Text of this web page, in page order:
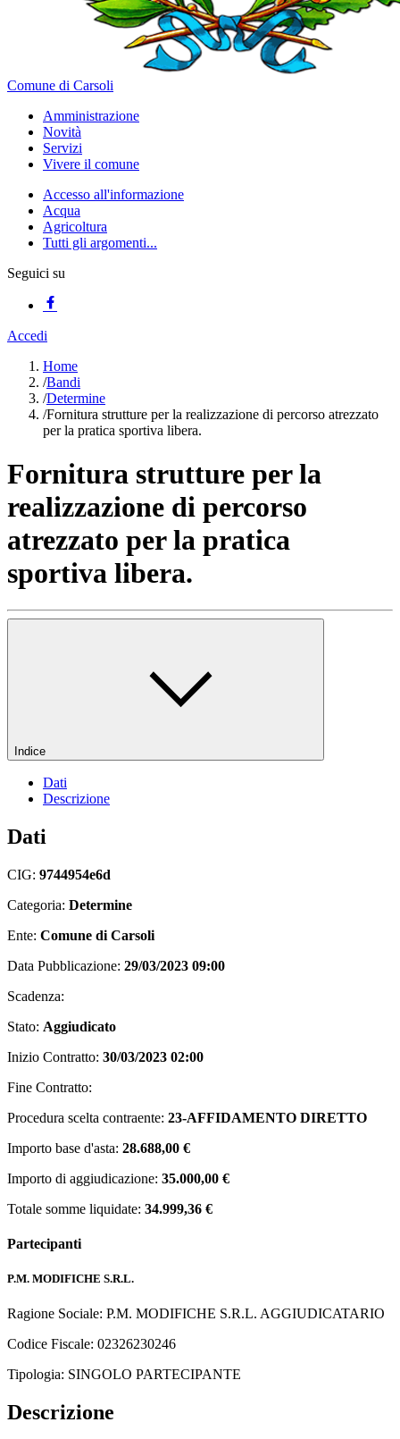
Comune di Carsoli
Amministrazione
Novità
Servizi
Vivere il comune
Accesso all'informazione
Acqua
Agricoltura
Tutti gli argomenti...
Seguici su
Accedi
Home
/Bandi
/Determine
/Fornitura strutture per la realizzazione di percorso atrezzato
per la pratica sportiva libera.
Fornitura strutture per la
realizzazione di percorso
atrezzato per la pratica
sportiva libera.
Indice
Dati
Descrizione
Dati
CIG: 9744954e6d
Categoria: Determine
Ente: Comune di Carsoli
Data Pubblicazione: 29/03/2023 09:00
Scadenza:
Stato: Aggiudicato
Inizio Contratto: 30/03/2023 02:00
Fine Contratto:
Procedura scelta contraente: 23-AFFIDAMENTO DIRETTO
Importo base d'asta: 28.688,00 €
Importo di aggiudicazione: 35.000,00 €
Totale somme liquidate: 34.999,36 €
Partecipanti
P.M. MODIFICHE S.R.L.
Ragione Sociale: P.M. MODIFICHE S.R.L. AGGIUDICATARIO
Codice Fiscale: 02326230246
Tipologia: SINGOLO PARTECIPANTE
Descrizione